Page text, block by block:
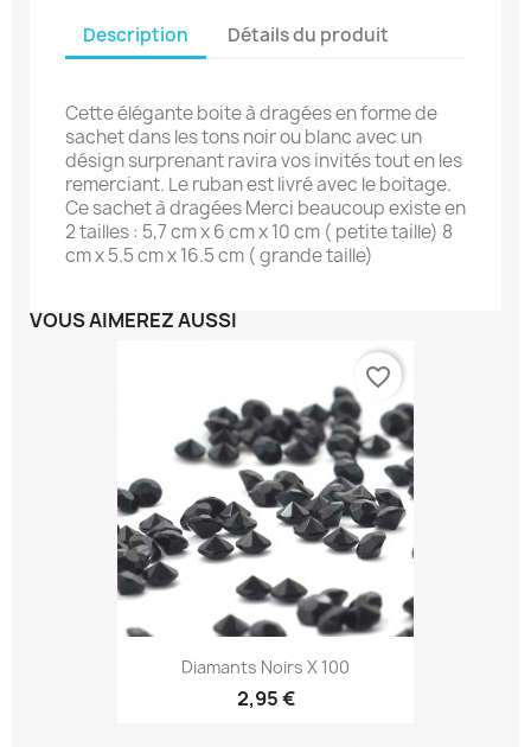
Description Détails du produit
Cette élégante boite à dragées en forme de
sachet dans les tons noir ou blanc avec un
désign surprenant ravira vos invités tout en les
remerciant. Le ruban est livré avec le boitage.
Ce sachet à dragées Merci beaucoup existe en
2 tailles : 5,7 cm x 6 cm x 10 cm ( petite taille) 8
cm x 5.5 cm x 16.5 cm ( grande taille)
VOUS AIMEREZ AUSSI
Diamants Noirs X 100
2,95 €
favorite_border